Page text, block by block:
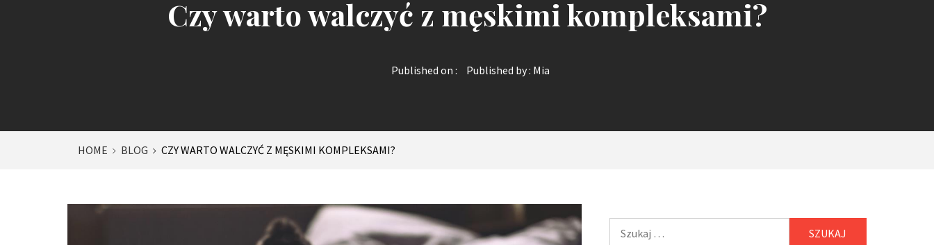
Czy warto walczyć z męskimi kompleksami?
Published on : Published by : Mia
HOME BLOG CZY WARTO WALCZYĆ Z MĘSKIMI KOMPLEKSAMI?